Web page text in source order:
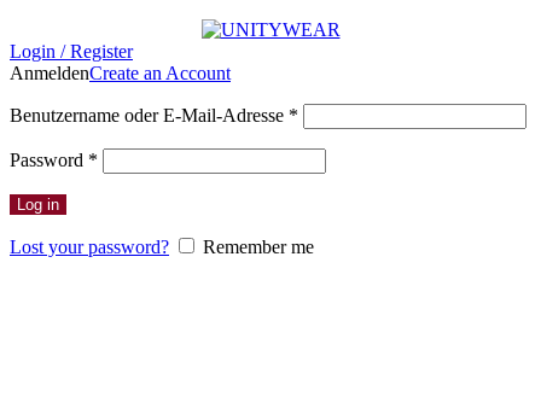
Login / Register
AnmeldenCreate an Account
Benutzername oder E-Mail-Adresse *
Password *
Log in
Lost your password? Remember me